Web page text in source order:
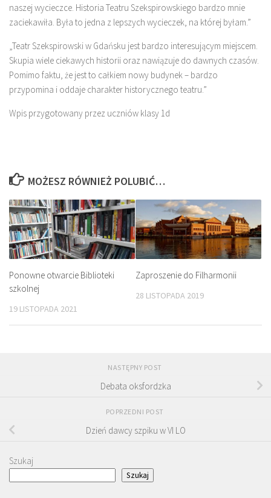
naszej wycieczce. Historia Teatru Szekspirowskiego bardzo mnie
zaciekawiła. Była to jedna z lepszych wycieczek, na której byłam.”
„Teatr Szekspirowski w Gdańsku jest bardzo interesującym miejscem.
Skupia wiele ciekawych historii oraz nawiązuje do dawnych czasów.
Pomimo faktu, że jest to całkiem nowy budynek – bardzo
przypomina i oddaje charakter historycznego teatru.”
Wpis przygotowany przez uczniów klasy 1d
MOŻESZ RÓWNIEŻ POLUBIĆ…
Ponowne otwarcie Biblioteki
szkolnej
19 LISTOPADA 2021
Zaproszenie do Filharmonii
28 LISTOPADA 2019
NASTĘPNY POST
Debata oksfordzka
POPRZEDNI POST
Dzień dawcy szpiku w VI LO
Szukaj
Szukaj